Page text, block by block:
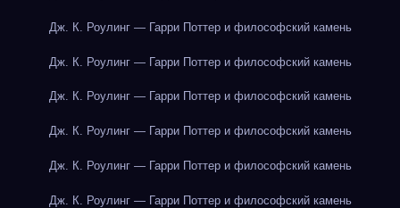
Дж. К. Роулинг — Гарри Поттер и философский камень
Дж. К. Роулинг — Гарри Поттер и философский камень
Дж. К. Роулинг — Гарри Поттер и философский камень
Дж. К. Роулинг — Гарри Поттер и философский камень
Дж. К. Роулинг — Гарри Поттер и философский камень
Дж. К. Роулинг — Гарри Поттер и философский камень